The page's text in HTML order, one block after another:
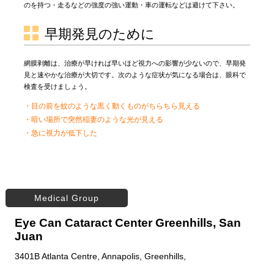
のを持つ・走るなどの強度の強い運動・車の運転などは避けて下さい。
早期発見のために
網膜剥離は、治療が早ければ早いほど視力への影響が少ないので、早期発
見と速やかな治療が大切です。次のような症状が気になる場合は、眼科で
検査を受けましょう。
・目の前を蚊のような黒く動くものがちらちら見える
・暗い場所で突然稲妻のような光が見える
・急に視力が低下した
Medical Group
Eye Can Cataract Center Greenhills, San
Juan
3401B Atlanta Centre, Annapolis, Greenhills,